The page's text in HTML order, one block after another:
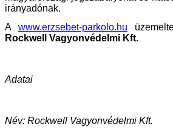
irányadónak.
A www.erzsebet-parkolo.hu
Rockwell Vagyonvédelmi Kft.
Adatai
Név: Rockwell Vagyonvédelmi Kft.